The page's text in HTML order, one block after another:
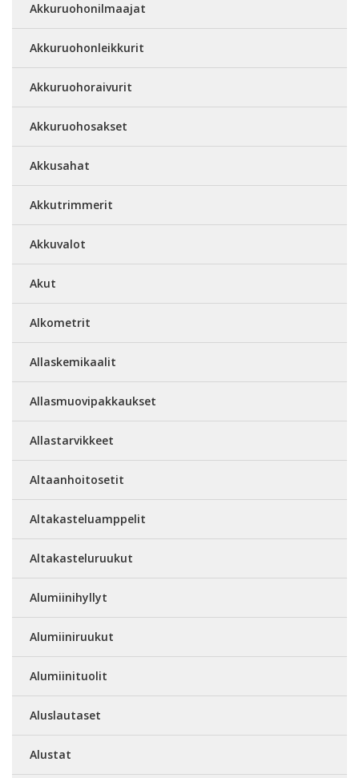
Akkuruohonilmaajat
Akkuruohonleikkurit
Akkuruohoraivurit
Akkuruohosakset
Akkusahat
Akkutrimmerit
Akkuvalot
Akut
Alkometrit
Allaskemikaalit
Allasmuovipakkaukset
Allastarvikkeet
Altaanhoitosetit
Altakasteluamppelit
Altakasteluruukut
Alumiinihyllyt
Alumiiniruukut
Alumiinituolit
Aluslautaset
Alustat